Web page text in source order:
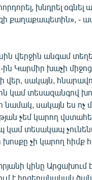
խնդրել օգնել
քաղաքապետին», -
վերջին անգամ
ին Կարմիր խաչի
վեր, սակայն,
կամ տեսազանգով
նամակ, սակայն ես ոչ
չեմ կարող
տեսակապ
չի կարող հիմք
կինը Արցախում
է հոգեբանական